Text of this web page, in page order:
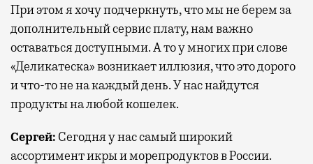
При этом я хочу подчеркнуть, что мы не берем за
дополнительный сервис плату, нам важно
оставаться доступными. А то у многих при слове
«Деликатеска» возникает иллюзия, что это дорого
и что-то не на каждый день. У нас найдутся
продукты на любой кошелек.
Сергей: Сегодня у нас самый широкий
ассортимент икры и морепродуктов в России.